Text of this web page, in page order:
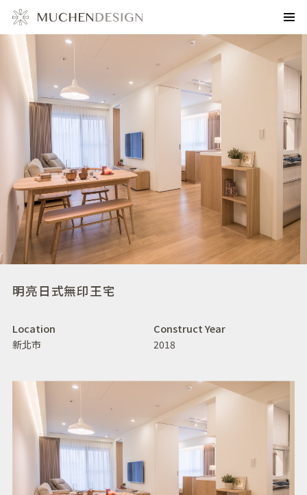
明亮日式無印王宅
Location
新北市
Construct Year
2018